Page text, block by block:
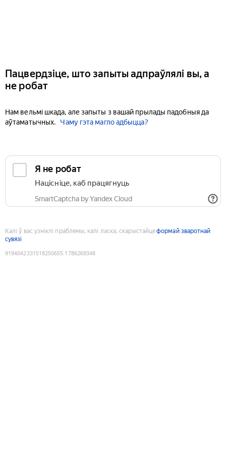
Пацвердзіце, што запыты адпраўлялі вы, а
не робат
Нам вельмі шкада, але запыты з вашай прылады падобныя да
аўтаматычных.
Чаму гэта магло адбыцца?
Я не робат
Націсніце, каб працягнуць
SmartCaptcha by Yandex Cloud
Калі ў вас узніклі праблемы, калі ласка, скарыстайцеформай зваротнай
сувязі
9194042331518250655:1786269348